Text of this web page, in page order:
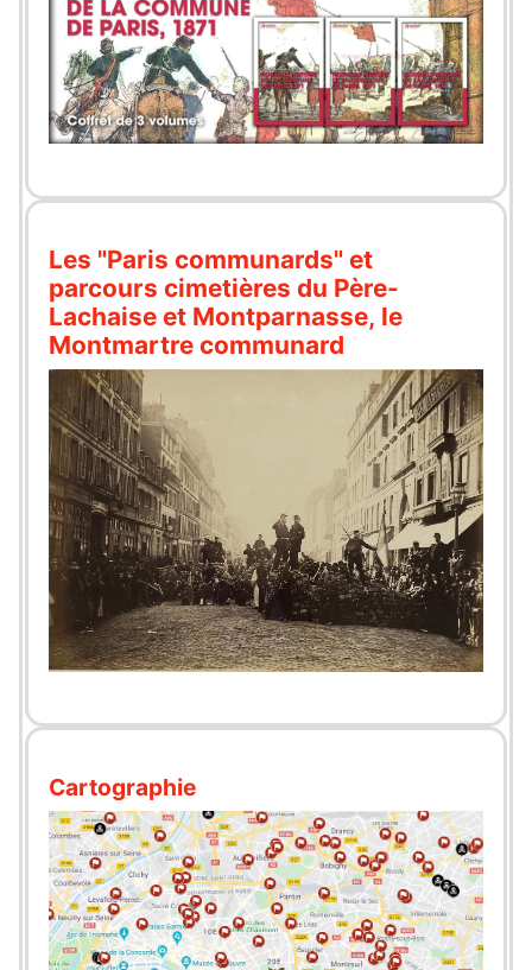
Les "Paris communards" et
parcours cimetières du Père-
Lachaise et Montparnasse, le
Montmartre communard
Cartographie